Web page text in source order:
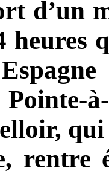
d’un
heures